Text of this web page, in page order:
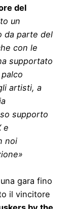
del
un
da parte del
con le
supportato
artisti, a
supporto
e
noi
gara fino
il vincitore